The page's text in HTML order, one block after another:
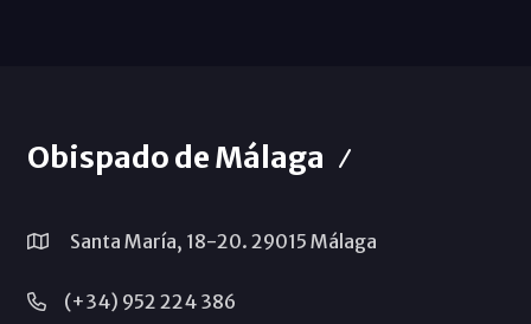
Obispado de Málaga
Santa María, 18-20. 29015 Málaga
(+34) 952 224 386